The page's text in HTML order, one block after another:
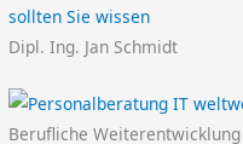
sollten Sie wissen
Dipl. Ing. Jan Schmidt
Berufliche Weiterentwicklung